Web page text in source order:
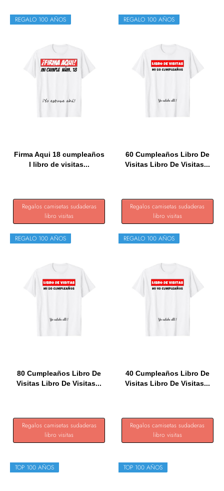
REGALO 100 AÑOS
Firma Aqui 18 cumpleaños
I libro de visitas...
Regalos camisetas sudaderas
libro visitas
REGALO 100 AÑOS
60 Cumpleaños Libro De
Visitas Libro De Visitas...
Regalos camisetas sudaderas
libro visitas
REGALO 100 AÑOS
80 Cumpleaños Libro De
Visitas Libro De Visitas...
Regalos camisetas sudaderas
libro visitas
REGALO 100 AÑOS
40 Cumpleaños Libro De
Visitas Libro De Visitas...
Regalos camisetas sudaderas
libro visitas
TOP 100 AÑOS TOP 100 AÑOS